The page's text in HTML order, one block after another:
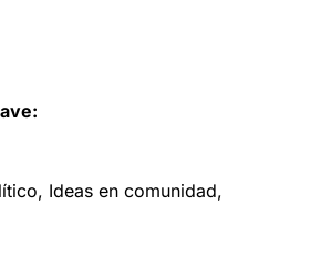
, Ideas en comunidad